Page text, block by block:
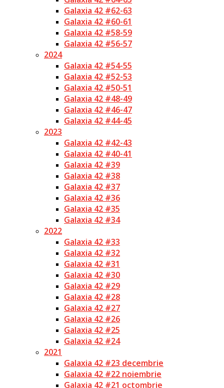
Galaxia 42 #62-63
Galaxia 42 #60-61
Galaxia 42 #58-59
Galaxia 42 #56-57
2024
Galaxia 42 #54-55
Galaxia 42 #52-53
Galaxia 42 #50-51
Galaxia 42 #48-49
Galaxia 42 #46-47
Galaxia 42 #44-45
2023
Galaxia 42 #42-43
Galaxia 42 #40-41
Galaxia 42 #39
Galaxia 42 #38
Galaxia 42 #37
Galaxia 42 #36
Galaxia 42 #35
Galaxia 42 #34
2022
Galaxia 42 #33
Galaxia 42 #32
Galaxia 42 #31
Galaxia 42 #30
Galaxia 42 #29
Galaxia 42 #28
Galaxia 42 #27
Galaxia 42 #26
Galaxia 42 #25
Galaxia 42 #24
2021
Galaxia 42 #23 decembrie
Galaxia 42 #22 noiembrie
Galaxia 42 #21 octombrie